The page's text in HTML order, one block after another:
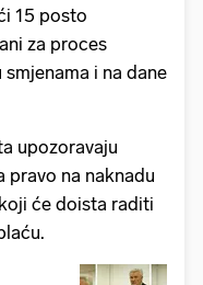
15 posto
za proces
i na dane
upozoravaju
pravo na naknadu
će doista raditi